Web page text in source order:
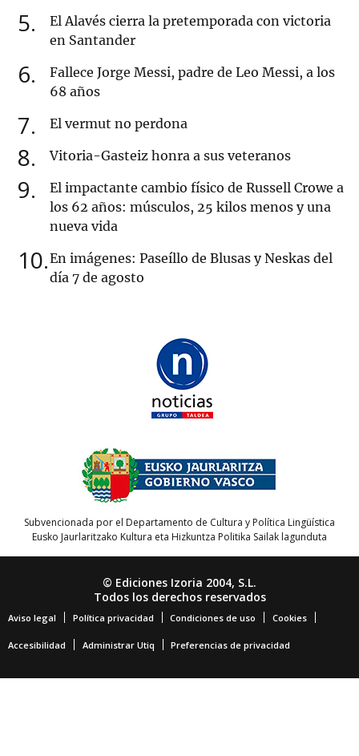
5
El Alavés cierra la pretemporada con victoria
en Santander
6
Fallece Jorge Messi, padre de Leo Messi, a los
68 años
7 El vermut no perdona
8 Vitoria-Gasteiz honra a sus veteranos
9
El impactante cambio físico de Russell Crowe a
los 62 años: músculos, 25 kilos menos y una
nueva vida
10 En imágenes: Paseíllo de Blusas y Neskas del
día 7 de agosto
Subvencionada por el Departamento de Cultura y Política Lingüística
Eusko Jaurlaritzako Kultura eta Hizkuntza Politika Sailak lagunduta
© Ediciones Izoria 2004, S.L.
Todos los derechos reservados
Aviso legal Política privacidad Condiciones de uso Cookies
Accesibilidad Administrar Utiq Preferencias de privacidad